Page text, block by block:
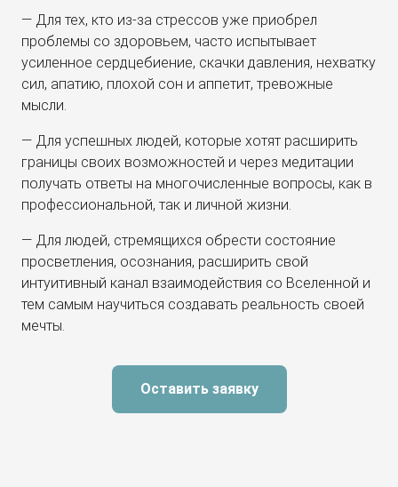
— Для тех, кто из-за стрессов уже приобрел
проблемы со здоровьем, часто испытывает
усиленное сердцебиение, скачки давления, нехватку
сил, апатию, плохой сон и аппетит, тревожные
мысли.
— Для успешных людей, которые хотят расширить
границы своих возможностей и через медитации
получать ответы на многочисленные вопросы, как в
профессиональной, так и личной жизни.
— Для людей, стремящихся обрести состояние
просветления, осознания, расширить свой
интуитивный канал взаимодействия со Вселенной и
тем самым научиться создавать реальность своей
мечты.
Оставить заявку